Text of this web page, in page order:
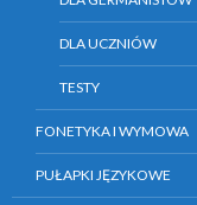
DLA UCZNIÓW
TESTY
FONETYKA I WYMOWA
PUŁAPKI JĘZYKOWE